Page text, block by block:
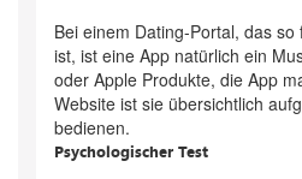
Bei einem Dating-Portal, das
ist, ist eine App natürlich ein
oder Apple Produkte, die App
Website ist sie übersichtlich
bedienen.
Psychologischer Test